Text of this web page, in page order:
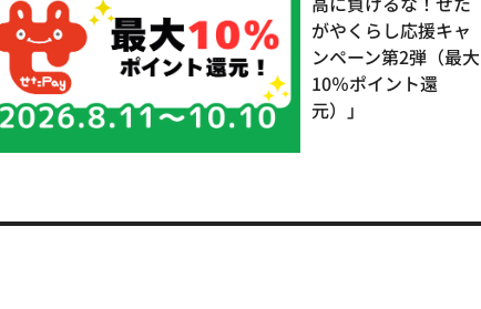
がやくらし応援キャ
ンペーン第2弾（最大
10％ポイント還
元）」